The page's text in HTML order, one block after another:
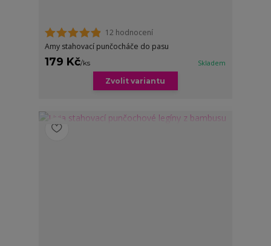
12 hodnocení
Amy stahovací punčocháče do pasu
179 Kč/ks Skladem
Zvolit variantu